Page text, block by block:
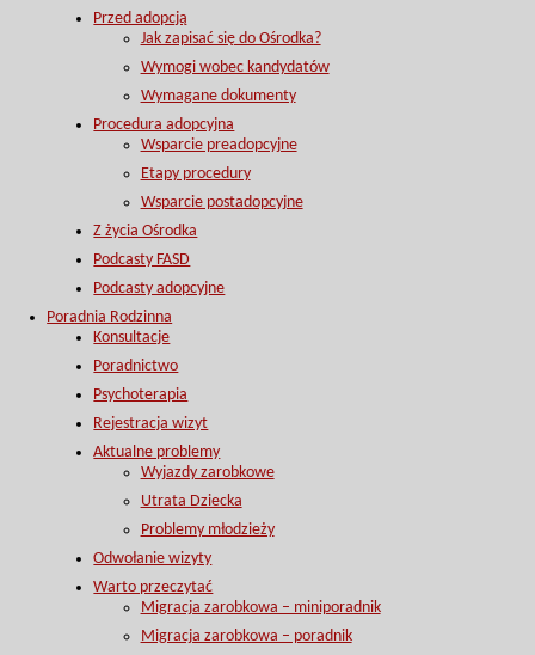
Przed adopcją
Jak zapisać się do Ośrodka?
Wymogi wobec kandydatów
Wymagane dokumenty
Procedura adopcyjna
Wsparcie preadopcyjne
Etapy procedury
Wsparcie postadopcyjne
Z życia Ośrodka
Podcasty FASD
Podcasty adopcyjne
Poradnia Rodzinna
Konsultacje
Poradnictwo
Psychoterapia
Rejestracja wizyt
Aktualne problemy
Wyjazdy zarobkowe
Utrata Dziecka
Problemy młodzieży
Odwołanie wizyty
Warto przeczytać
Migracja zarobkowa – miniporadnik
Migracja zarobkowa – poradnik